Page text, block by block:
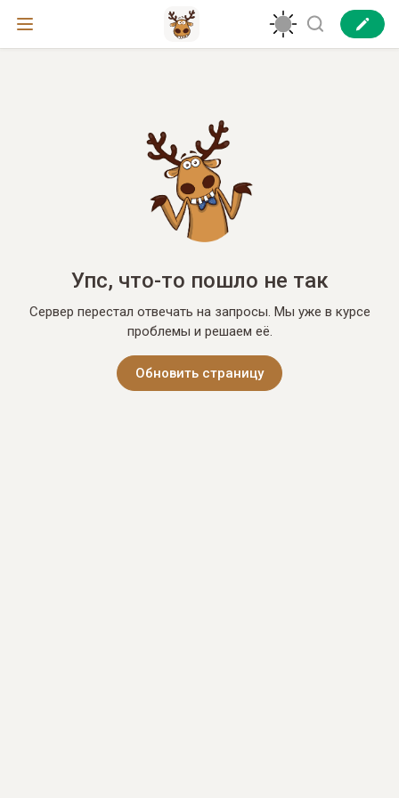
Упс, что-то пошло не так
Сервер перестал отвечать на запросы. Мы уже в курсе
проблемы и решаем её.
Обновить страницу